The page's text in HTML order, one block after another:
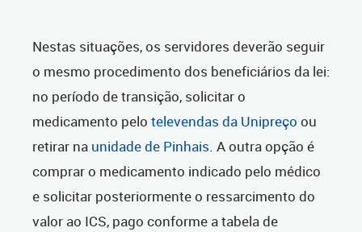
Nestas situações, os servidores deverão seguir
o mesmo procedimento dos beneficiários da lei:
no período de transição, solicitar o
medicamento pelo televendas da Unipreço ou
retirar na unidade de Pinhais. A outra opção é
comprar o medicamento indicado pelo médico
e solicitar posteriormente o ressarcimento do
valor ao ICS, pago conforme a tabela de